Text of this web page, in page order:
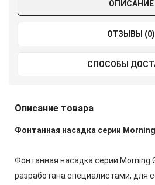
ОПИСАНИЕ
ОТЗЫВЫ (0)
СПОСОБЫ
Описание товара
Фонтанная насадка серии
Фонтанная насадка серии Morning
разработана специалистами, для